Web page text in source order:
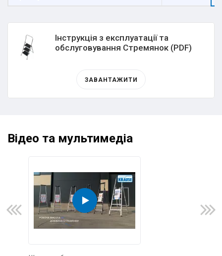
Інструкція з експлуатації та
обслуговування Стремянок (PDF)
ЗАВАНТАЖИТИ
Відео та мультимедіа